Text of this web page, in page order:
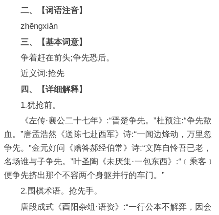
二、【词语注音】
zhēngxiān
三、【基本词意】
争着赶在前头;争先恐后。
近义词:抢先
四、
【详细解释】
1.犹抢前。
《左传·襄公二十七年》:“晋楚争先。”杜预注:“争先歃
血。”唐孟浩然《送陈七赴西军》诗:“一闻边烽动，万里忽
争先。”金元好问《赠答郝经伯常》诗:“文阵自怜吾已老，
名场谁与子争先。”叶圣陶《未厌集·一包东西》:“﹝乘客﹞
便争先挤出那个不容两个身躯并行的车门。”
2.围棋术语。抢先手。
唐段成式《酉阳杂俎·语资》:“一行公本不解弈，因会